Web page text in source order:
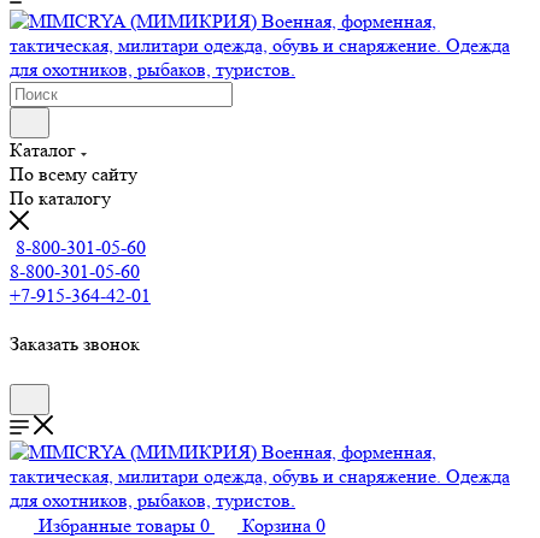
Каталог
По всему сайту
По каталогу
8-800-301-05-60
8-800-301-05-60
+7-915-364-42-01
Заказать звонок
Избранные товары 0 Корзина 0